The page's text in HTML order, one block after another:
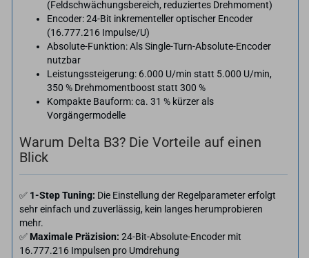
(Feldschwächungsbereich, reduziertes Drehmoment)
Encoder: 24-Bit inkrementeller optischer Encoder
(16.777.216 Impulse/U)
Absolute-Funktion: Als Single-Turn-Absolute-Encoder
nutzbar
Leistungssteigerung: 6.000 U/min statt 5.000 U/min,
350 % Drehmomentboost statt 300 %
Kompakte Bauform: ca. 31 % kürzer als
Vorgängermodelle
Warum Delta B3? Die Vorteile auf einen
Blick
✅ 1-Step Tuning: Die Einstellung der Regelparameter erfolgt
sehr einfach und zuverlässig, kein langes herumprobieren
mehr.
✅ Maximale Präzision: 24-Bit-Absolute-Encoder mit
16.777.216 Impulsen pro Umdrehung